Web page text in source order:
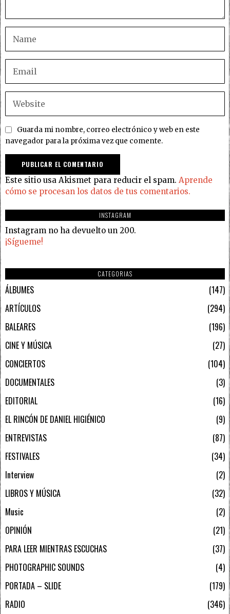
Guarda mi nombre, correo electrónico y web en este
navegador para la próxima vez que comente.
Este sitio usa Akismet para reducir el spam. Aprende
cómo se procesan los datos de tus comentarios.
INSTAGRAM
Instagram no ha devuelto un 200.
¡Sígueme!
CATEGORIAS
ÁLBUMES
147
ARTÍCULOS
294
BALEARES
196
CINE Y MÚSICA
27
CONCIERTOS
104
DOCUMENTALES
3
EDITORIAL
16
EL RINCÓN DE DANIEL HIGIÉNICO
9
ENTREVISTAS
87
FESTIVALES
34
Interview
2
LIBROS Y MÚSICA
32
Music
2
OPINIÓN
21
PARA LEER MIENTRAS ESCUCHAS
37
PHOTOGRAPHIC SOUNDS
4
PORTADA – SLIDE
179
RADIO
346